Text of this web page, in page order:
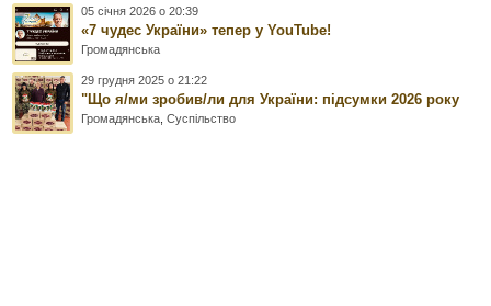
05 січня 2026 о 20:39
«7 чудес України» тепер у YouTube!
Громадянська
29 грудня 2025 о 21:22
"Що я/ми зробив/ли для України: підсумки 2026 року
Громадянська ,Суспільство